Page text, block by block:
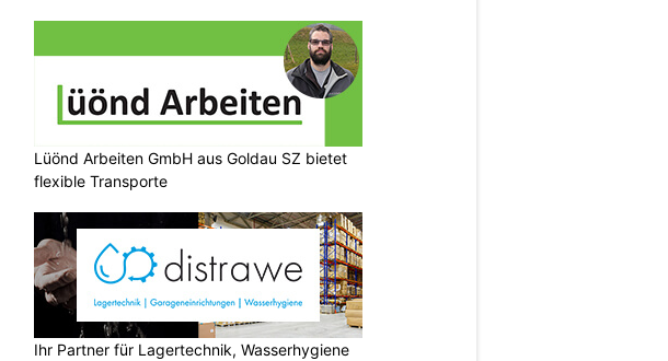
Lüönd Arbeiten GmbH aus Goldau SZ bietet
flexible Transporte
Ihr Partner für Lagertechnik, Wasserhygiene